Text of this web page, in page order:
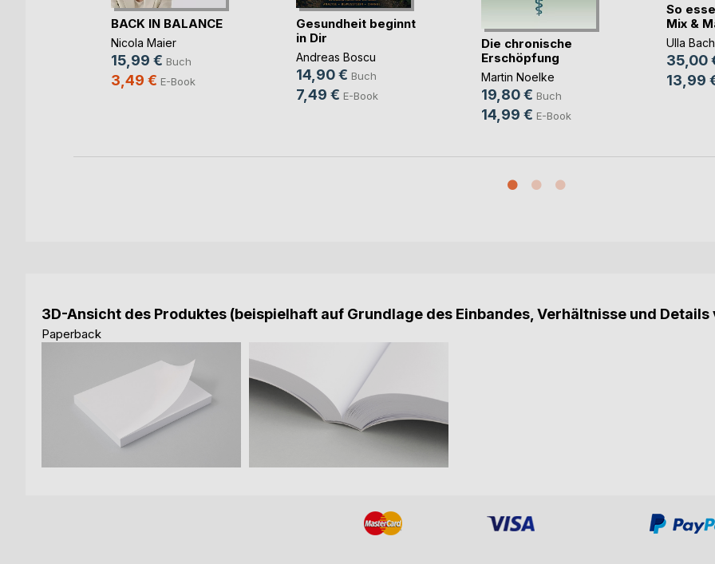
BACK IN BALANCE
Nicola Maier
15,99 € Buch
3,49 € E-Book
Gesundheit beginnt
in Dir
Andreas Boscu
14,90 € Buch
7,49 € E-Book
Die chronische
Erschöpfung
Martin Noelke
19,80 € Buch
14,99 € E-Book
So
Mix &
Ulla
35,00
13,99
3D-Ansicht des Produktes (beispielhaft auf Grundlage des Einbandes, Verhältnisse und
Paperback